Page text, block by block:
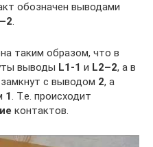
обозначен выводами
.
таким образом, что в
выводы L1-1 и L2–2, а в
замкнут с выводом 2, а
1. Т.е. происходит
контактов.